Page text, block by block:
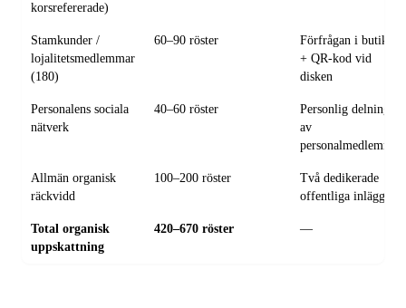
korsrefererade)
Stamkunder /
lojalitetsmedlemmar
(180)
60–90 röster
Förfrågan i butiken
+ QR-kod vid
disken
Personalens sociala
nätverk
40–60 röster
Personlig delning
av
personalmedlemmar
Allmän organisk
räckvidd
100–200 röster
Två dedikerade
offentliga inlägg
Total organisk
uppskattning
420–670 röster —